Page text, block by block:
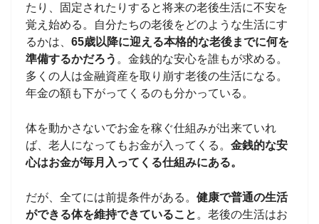
たり、固定されたりすると将来の老後生活に不安を
覚え始める。自分たちの老後をどのような生活にす
るかは、 65歳以降に迎える本格的な老後までに何を
準備するかだろう 。金銭的な安心を誰もが求める。
多くの人は金融資産を取り崩す老後の生活になる。
年金の額も下がってくるのも分かっている。
体を動かさないでお金を稼ぐ仕組みが出来ていれ
ば、老人になってもお金が入ってくる。 金銭的な安
心はお金が毎月入ってくる仕組みにある。
だが、全てには前提条件がある。 健康で普通の生活
ができる体を維持できていること 。老後の生活はお